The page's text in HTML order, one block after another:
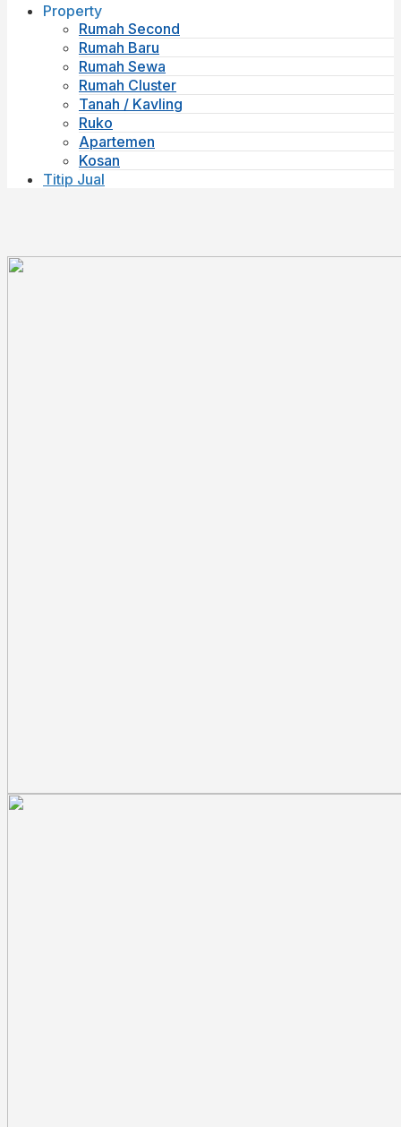
Property
Rumah Second
Rumah Baru
Rumah Sewa
Rumah Cluster
Tanah / Kavling
Ruko
Apartemen
Kosan
Titip Jual